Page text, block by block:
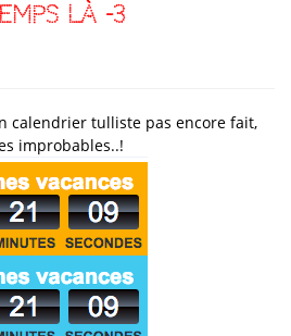
là -3
calendrier tulliste pas encore fait,
improbables..!